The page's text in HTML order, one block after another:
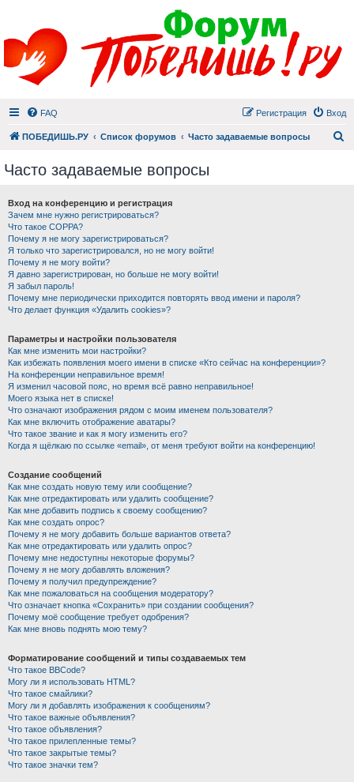
FAQ Вход
Регистрация
ПОБЕДИШЬ.РУ Список форумов Часто задаваемые вопросы
Часто задаваемые вопросы
Вход на конференцию и регистрация
Зачем мне нужно регистрироваться?
Что такое COPPA?
Почему я не могу зарегистрироваться?
Я только что зарегистрировался, но не могу войти!
Почему я не могу войти?
Я давно зарегистрирован, но больше не могу войти!
Я забыл пароль!
Почему мне периодически приходится повторять ввод имени и пароля?
Что делает функция «Удалить cookies»?
Параметры и настройки пользователя
Как мне изменить мои настройки?
Как избежать появления моего имени в списке «Кто сейчас на конференции»?
На конференции неправильное время!
Я изменил часовой пояс, но время всё равно неправильное!
Моего языка нет в списке!
Что означают изображения рядом с моим именем пользователя?
Как мне включить отображение аватары?
Что такое звание и как я могу изменить его?
Когда я щёлкаю по ссылке «email», от меня требуют войти на конференцию!
Создание сообщений
Как мне создать новую тему или сообщение?
Как мне отредактировать или удалить сообщение?
Как мне добавить подпись к своему сообщению?
Как мне создать опрос?
Почему я не могу добавить больше вариантов ответа?
Как мне отредактировать или удалить опрос?
Почему мне недоступны некоторые форумы?
Почему я не могу добавлять вложения?
Почему я получил предупреждение?
Как мне пожаловаться на сообщения модератору?
Что означает кнопка «Сохранить» при создании сообщения?
Почему моё сообщение требует одобрения?
Как мне вновь поднять мою тему?
Форматирование сообщений и типы создаваемых тем
Что такое BBCode?
Могу ли я использовать HTML?
Что такое смайлики?
Могу ли я добавлять изображения к сообщениям?
Что такое важные объявления?
Что такое объявления?
Что такое прилепленные темы?
Что такое закрытые темы?
Что такое значки тем?